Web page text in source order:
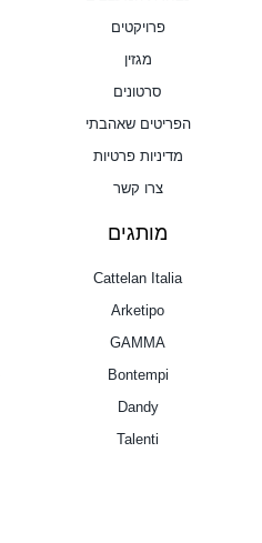
פרויקטים
מגזין
סרטונים
הפריטים שאהבתי
מדיניות פרטיות
צרו קשר
מותגים
Cattelan Italia
Arketipo
GAMMA
Bontempi
Dandy
Talenti